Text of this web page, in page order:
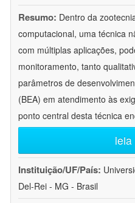
Resumo: Dentro da
computacional, uma técnica
com múltiplas aplicações,
monitoramento, tanto
parâmetros de
(BEA) em atendimento às
ponto central desta técnica
leia
Instituição/UF/País:
Del-Rei - MG - Brasil